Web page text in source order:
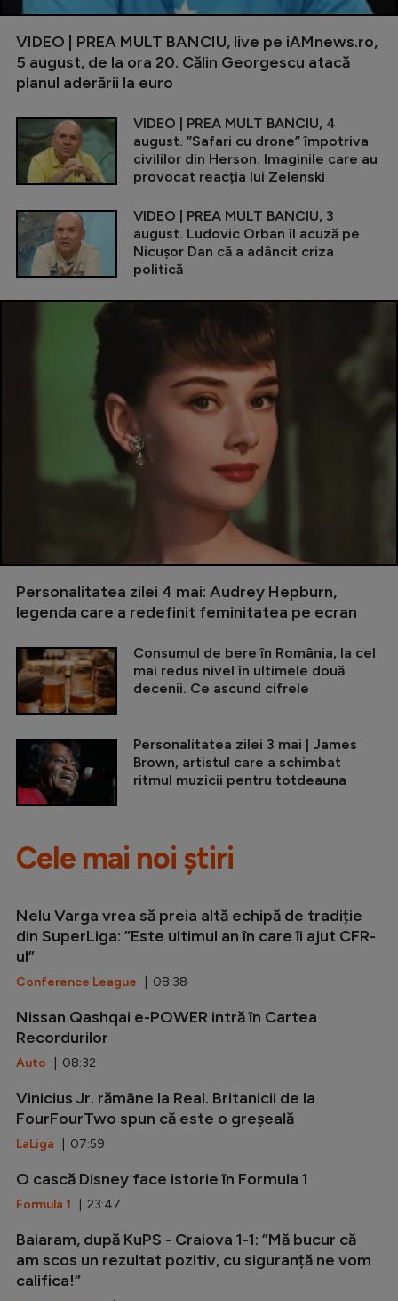
VIDEO | PREA MULT BANCIU, live pe iAMnews.ro,
5 august, de la ora 20. Călin Georgescu atacă
planul aderării la euro
VIDEO | PREA MULT BANCIU, 4
august. ”Safari cu drone” împotriva
civililor din Herson. Imaginile care au
provocat reacția lui Zelenski
VIDEO | PREA MULT BANCIU, 3
august. Ludovic Orban îl acuză pe
Nicușor Dan că a adâncit criza
politică
Personalitatea zilei 4 mai: Audrey Hepburn,
legenda care a redefinit feminitatea pe ecran
Consumul de bere în România, la cel
mai redus nivel în ultimele două
decenii. Ce ascund cifrele
Personalitatea zilei 3 mai | James
Brown, artistul care a schimbat
ritmul muzicii pentru totdeauna
Cele mai noi știri
Nelu Varga vrea să preia altă echipă de tradiție
din SuperLiga: ”Este ultimul an în care îi ajut CFR-
ul”
Conference League | 08:38
Nissan Qashqai e-POWER intră în Cartea
Recordurilor
Auto | 08:32
Vinicius Jr. rămâne la Real. Britanicii de la
FourFourTwo spun că este o greșeală
LaLiga | 07:59
O cască Disney face istorie în Formula 1
Formula 1 | 23:47
Baiaram, după KuPS - Craiova 1-1: ”Mă bucur că
am scos un rezultat pozitiv, cu siguranță ne vom
califica!”